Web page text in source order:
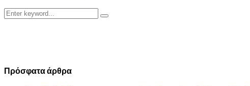
Search
for:
Search
Πρόσφατα άρθρα